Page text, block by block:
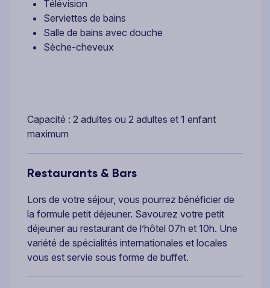
Télévision
Serviettes de bains
Salle de bains avec douche
Sèche-cheveux
Capacité : 2 adultes ou 2 adultes et 1 enfant
maximum
Restaurants & Bars
Lors de votre séjour, vous pourrez bénéficier de
la formule petit déjeuner. Savourez votre petit
déjeuner au restaurant de l’hôtel 07h et 10h. Une
variété de spécialités internationales et locales
vous est servie sous forme de buffet.